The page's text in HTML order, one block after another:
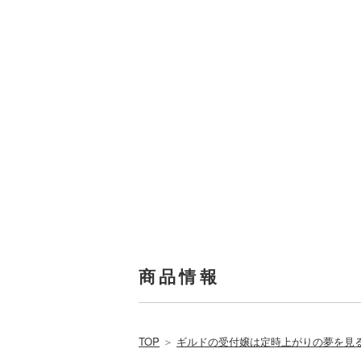
商品情報
TOP ＞ ギルドの受付嬢は定時上がりの夢を見